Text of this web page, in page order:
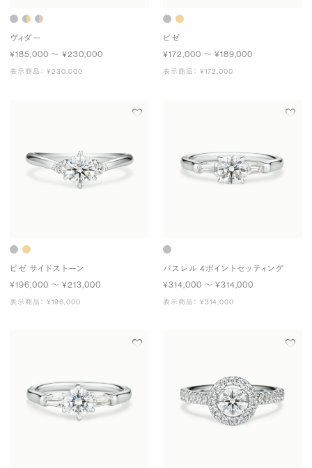
ヴィダー
¥185,000 〜 ¥230,000
表示商品： ¥230,000
ビゼ
¥172,000 〜 ¥189,000
表示商品： ¥172,000
ビゼ サイドストーン
¥196,000 〜 ¥213,000
表示商品： ¥196,000
パスレル 4ポイントセッティング
¥314,000 〜 ¥314,000
表示商品： ¥314,000